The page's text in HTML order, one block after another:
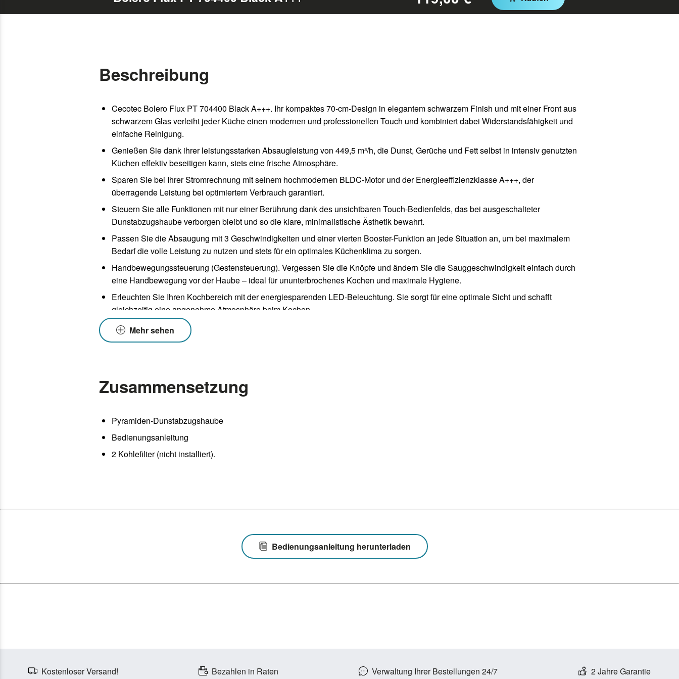
Beschreibung
Cecotec Bolero Flux PT 704400 Black A+++. Ihr kompaktes 70-cm-Design in elegantem schwarzem Finish und mit einer Front aus
schwarzem Glas verleiht jeder Küche einen modernen und professionellen Touch und kombiniert dabei Widerstandsfähigkeit und
einfache Reinigung.
Genießen Sie dank ihrer leistungsstarken Absaugleistung von 449,5 m³/h, die Dunst, Gerüche und Fett selbst in intensiv genutzten
Küchen effektiv beseitigen kann, stets eine frische Atmosphäre.
Sparen Sie bei Ihrer Stromrechnung mit seinem hochmodernen BLDC-Motor und der Energieeffizienzklasse A+++, der
überragende Leistung bei optimiertem Verbrauch garantiert.
Steuern Sie alle Funktionen mit nur einer Berührung dank des unsichtbaren Touch-Bedienfelds, das bei ausgeschalteter
Dunstabzugshaube verborgen bleibt und so die klare, minimalistische Ästhetik bewahrt.
Passen Sie die Absaugung mit 3 Geschwindigkeiten und einer vierten Booster-Funktion an jede Situation an, um bei maximalem
Bedarf die volle Leistung zu nutzen und stets für ein optimales Küchenklima zu sorgen.
Handbewegungssteuerung (Gestensteuerung). Vergessen Sie die Knöpfe und ändern Sie die Sauggeschwindigkeit einfach durch
eine Handbewegung vor der Haube – ideal für ununterbrochenes Kochen und maximale Hygiene.
Erleuchten Sie Ihren Kochbereich mit der energiesparenden LED-Beleuchtung. Sie sorgt für eine optimale Sicht und schafft
gleichzeitig eine angenehme Atmosphäre beim Kochen.
Die 5-Schicht-Aluminiumfilter halten Fett wirksam zurück und können bequem im Geschirrspüler gereinigt werden, was stets
maximale Leistung und Sauberkeit garantiert.
Mehr sehen
Zusammensetzung
Pyramiden-Dunstabzugshaube
Bedienungsanleitung
2 Kohlefilter (nicht installiert).
Bedienungsanleitung herunterladen
Kostenloser Versand! Bezahlen in Raten Verwaltung Ihrer Bestellungen 24/7 2 Jahre Garantie